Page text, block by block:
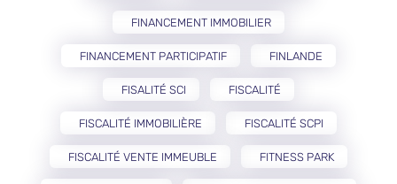
FINANCEMENT IMMOBILIER
FINANCEMENT PARTICIPATIF FINLANDE
FISALITÉ SCI FISCALITÉ
FISCALITÉ IMMOBILIÈRE FISCALITÉ SCPI
FISCALITÉ VENTE IMMEUBLE FITNESS PARK